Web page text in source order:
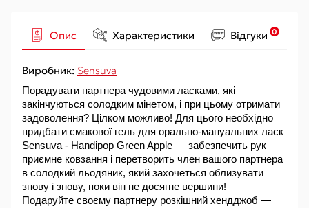
Опис Характеристики Відгуки 0
Виробник: Sensuva
Порадувати партнера чудовими ласками, які
закінчуються солодким мінетом, і при цьому отримати
задоволення? Цілком можливо! Для цього необхідно
придбати смакової гель для орально-мануальних ласк
Sensuva - Handipop Green Apple — забезпечить рук
приємне ковзання і перетворить член вашого партнера
в солодкий льодяник, який захочеться облизувати
знову і знову, поки він не досягне вершини!
Подаруйте своєму партнеру розкішний хендджоб —